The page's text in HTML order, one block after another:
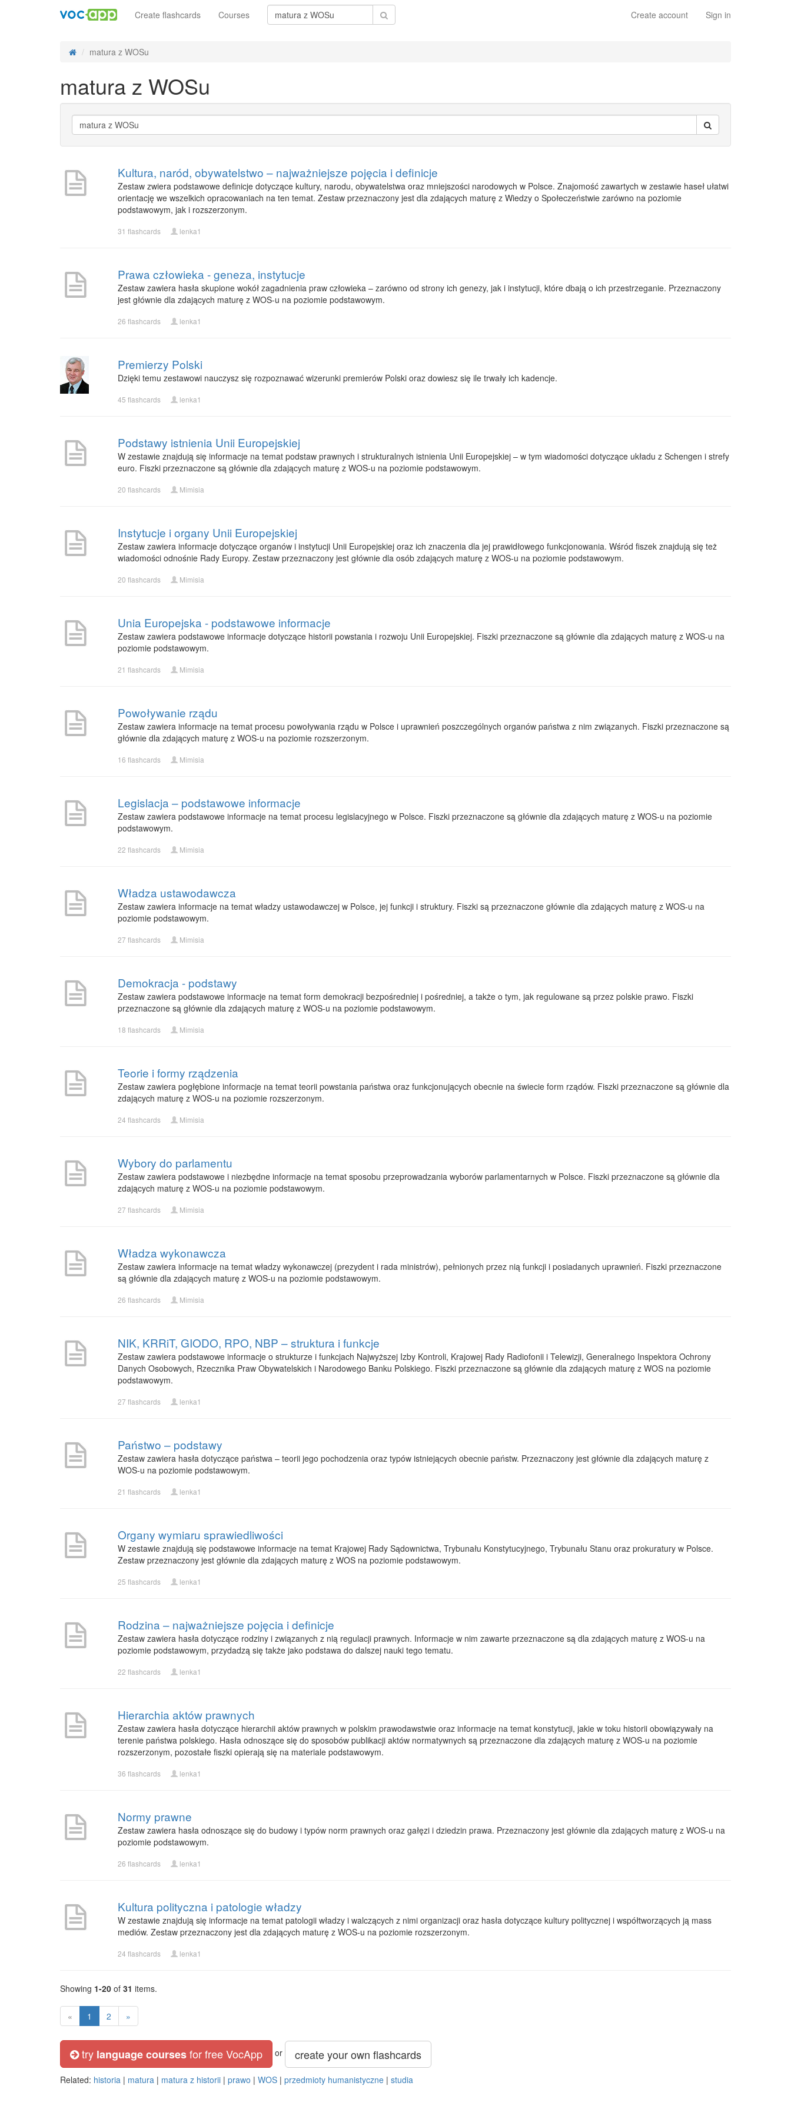
Create account Sign in
Create flashcards Courses
matura z WOSu
matura z WOSu
Kultura, naród, obywatelstwo – najważniejsze pojęcia i definicje
Zestaw zwiera podstawowe definicje dotyczące kultury, narodu, obywatelstwa oraz mniejszości narodowych w Polsce. Znajomość zawartych w zestawie haseł ułatwi
orientację we wszelkich opracowaniach na ten temat. Zestaw przeznaczony jest dla zdających maturę z Wiedzy o Społeczeństwie zarówno na poziomie
podstawowym, jak i rozszerzonym.
31 flashcards lenka1
Prawa człowieka - geneza, instytucje
Zestaw zawiera hasła skupione wokół zagadnienia praw człowieka – zarówno od strony ich genezy, jak i instytucji, które dbają o ich przestrzeganie. Przeznaczony
jest głównie dla zdających maturę z WOS-u na poziomie podstawowym.
26 flashcards lenka1
Premierzy Polski
Dzięki temu zestawowi nauczysz się rozpoznawać wizerunki premierów Polski oraz dowiesz się ile trwały ich kadencje.
45 flashcards lenka1
Podstawy istnienia Unii Europejskiej
W zestawie znajdują się informacje na temat podstaw prawnych i strukturalnych istnienia Unii Europejskiej – w tym wiadomości dotyczące układu z Schengen i strefy
euro. Fiszki przeznaczone są głównie dla zdających maturę z WOS-u na poziomie podstawowym.
20 flashcards Mimisia
Instytucje i organy Unii Europejskiej
Zestaw zawiera informacje dotyczące organów i instytucji Unii Europejskiej oraz ich znaczenia dla jej prawidłowego funkcjonowania. Wśród fiszek znajdują się też
wiadomości odnośnie Rady Europy. Zestaw przeznaczony jest głównie dla osób zdających maturę z WOS-u na poziomie podstawowym.
20 flashcards Mimisia
Unia Europejska - podstawowe informacje
Zestaw zawiera podstawowe informacje dotyczące historii powstania i rozwoju Unii Europejskiej. Fiszki przeznaczone są głównie dla zdających maturę z WOS-u na
poziomie podstawowym.
21 flashcards Mimisia
Powoływanie rządu
Zestaw zawiera informacje na temat procesu powoływania rządu w Polsce i uprawnień poszczególnych organów państwa z nim związanych. Fiszki przeznaczone są
głównie dla zdających maturę z WOS-u na poziomie rozszerzonym.
16 flashcards Mimisia
Legislacja – podstawowe informacje
Zestaw zawiera podstawowe informacje na temat procesu legislacyjnego w Polsce. Fiszki przeznaczone są głównie dla zdających maturę z WOS-u na poziomie
podstawowym.
22 flashcards Mimisia
Władza ustawodawcza
Zestaw zawiera informacje na temat władzy ustawodawczej w Polsce, jej funkcji i struktury. Fiszki są przeznaczone głównie dla zdających maturę z WOS-u na
poziomie podstawowym.
27 flashcards Mimisia
Demokracja - podstawy
Zestaw zawiera podstawowe informacje na temat form demokracji bezpośredniej i pośredniej, a także o tym, jak regulowane są przez polskie prawo. Fiszki
przeznaczone są głównie dla zdających maturę z WOS-u na poziomie podstawowym.
18 flashcards Mimisia
Teorie i formy rządzenia
Zestaw zawiera pogłębione informacje na temat teorii powstania państwa oraz funkcjonujących obecnie na świecie form rządów. Fiszki przeznaczone są głównie dla
zdających maturę z WOS-u na poziomie rozszerzonym.
24 flashcards Mimisia
Wybory do parlamentu
Zestaw zawiera podstawowe i niezbędne informacje na temat sposobu przeprowadzania wyborów parlamentarnych w Polsce. Fiszki przeznaczone są głównie dla
zdających maturę z WOS-u na poziomie podstawowym.
27 flashcards Mimisia
Władza wykonawcza
Zestaw zawiera informacje na temat władzy wykonawczej (prezydent i rada ministrów), pełnionych przez nią funkcji i posiadanych uprawnień. Fiszki przeznaczone
są głównie dla zdających maturę z WOS-u na poziomie podstawowym.
26 flashcards Mimisia
NIK, KRRiT, GIODO, RPO, NBP – struktura i funkcje
Zestaw zawiera podstawowe informacje o strukturze i funkcjach Najwyższej Izby Kontroli, Krajowej Rady Radiofonii i Telewizji, Generalnego Inspektora Ochrony
Danych Osobowych, Rzecznika Praw Obywatelskich i Narodowego Banku Polskiego. Fiszki przeznaczone są głównie dla zdających maturę z WOS na poziomie
podstawowym.
27 flashcards lenka1
Państwo – podstawy
Zestaw zawiera hasła dotyczące państwa – teorii jego pochodzenia oraz typów istniejących obecnie państw. Przeznaczony jest głównie dla zdających maturę z
WOS-u na poziomie podstawowym.
21 flashcards lenka1
Organy wymiaru sprawiedliwości
W zestawie znajdują się podstawowe informacje na temat Krajowej Rady Sądownictwa, Trybunału Konstytucyjnego, Trybunału Stanu oraz prokuratury w Polsce.
Zestaw przeznaczony jest głównie dla zdających maturę z WOS na poziomie podstawowym.
25 flashcards lenka1
Rodzina – najważniejsze pojęcia i definicje
Zestaw zawiera hasła dotyczące rodziny i związanych z nią regulacji prawnych. Informacje w nim zawarte przeznaczone są dla zdających maturę z WOS-u na
poziomie podstawowym, przydadzą się także jako podstawa do dalszej nauki tego tematu.
22 flashcards lenka1
Hierarchia aktów prawnych
Zestaw zawiera hasła dotyczące hierarchii aktów prawnych w polskim prawodawstwie oraz informacje na temat konstytucji, jakie w toku historii obowiązywały na
terenie państwa polskiego. Hasła odnoszące się do sposobów publikacji aktów normatywnych są przeznaczone dla zdających maturę z WOS-u na poziomie
rozszerzonym, pozostałe fiszki opierają się na materiale podstawowym.
36 flashcards lenka1
Normy prawne
Zestaw zawiera hasła odnoszące się do budowy i typów norm prawnych oraz gałęzi i dziedzin prawa. Przeznaczony jest głównie dla zdających maturę z WOS-u na
poziomie podstawowym.
26 flashcards lenka1
Kultura polityczna i patologie władzy
W zestawie znajdują się informacje na temat patologii władzy i walczących z nimi organizacji oraz hasła dotyczące kultury politycznej i współtworzących ją mass
mediów. Zestaw przeznaczony jest dla zdających maturę z WOS-u na poziomie rozszerzonym.
24 flashcards lenka1
Showing 1-20 of 31 items.
« 1 2 »
try language coursesfor free VocApp or create your own flashcards
Related: historia | matura | matura z historii | prawo | WOS | przedmioty humanistyczne | studia